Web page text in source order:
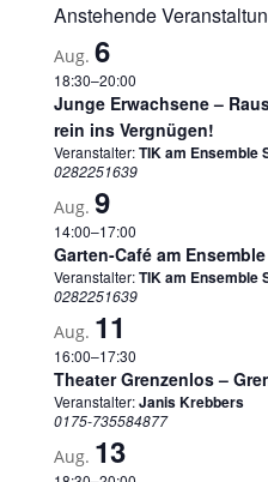
Anstehende
Aug. 6
18:30–20:00
Junge Erwachsene –
rein ins Vergnügen!
Veranstalter:TIK am Ensemble
0282251639
Aug. 9
14:00–17:00
Garten-Café am
Veranstalter:TIK am Ensemble
0282251639
Aug. 11
16:00–17:30
Theater Grenzenlos –
Veranstalter:Janis Krebbers
0175-735584877
Aug. 13